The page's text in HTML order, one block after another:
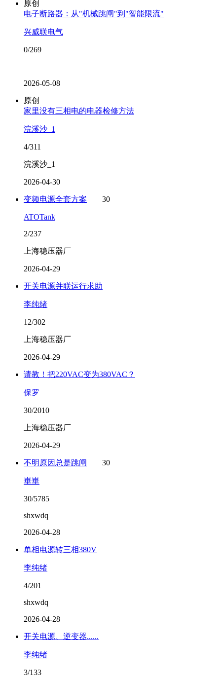
原创
电子断路器：从"机械跳闸"到"智能限流"
兴威联电气
0/269
2026-05-08
原创
家里没有三相电的电器检修方法
浣溪沙_1
4/311
浣溪沙_1
2026-04-30
变频电源全套方案 30
ATOTank
2/237
上海稳压器厂
2026-04-29
开关电源并联运行求助
李纯绪
12/302
上海稳压器厂
2026-04-29
请教！把220VAC变为380VAC？
保罗
30/2010
上海稳压器厂
2026-04-29
不明原因总是跳闸 30
崋崋
30/5785
shxwdq
2026-04-28
单相电源转三相380V
李纯绪
4/201
shxwdq
2026-04-28
开关电源、逆变器......
李纯绪
3/133